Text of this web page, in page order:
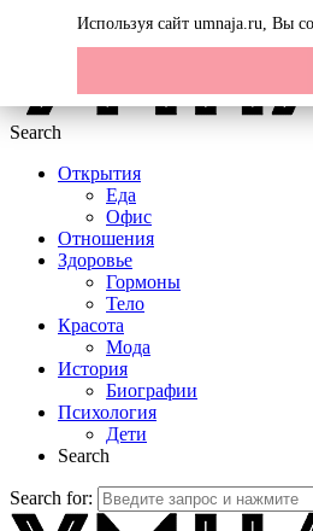
Search
Открытия
Еда
Офис
Отношения
Здоровье
Гормоны
Тело
Красота
Мода
История
Биографии
Психология
Дети
Search
Search for:
Используя сайт umnaja.ru, Вы